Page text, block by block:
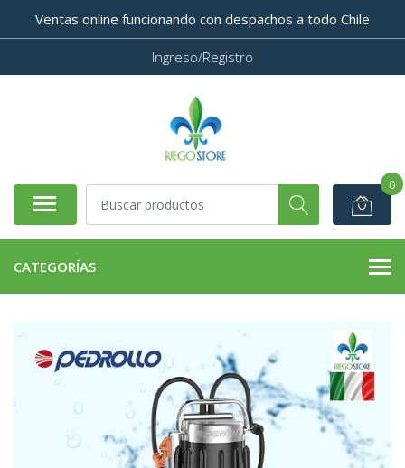
Ventas online funcionando con despachos a todo Chile
Ingreso/Registro
0
CATEGORÍAS